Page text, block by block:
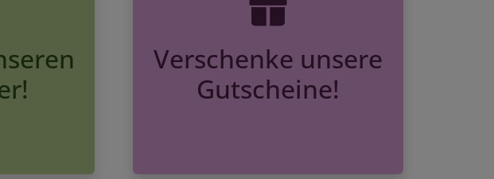
Verschenke unsere
Gutscheine!